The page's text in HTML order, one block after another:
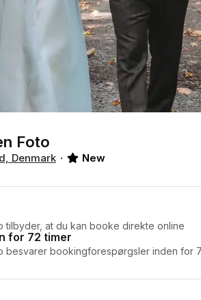
Foto
Denmark New
tilbyder, at du kan booke direkte online
for 72 timer
besvarer bookingforespørgsler inden for